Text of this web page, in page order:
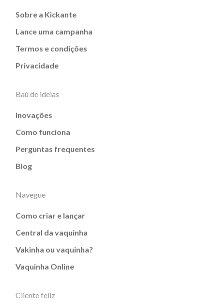
Sobre a Kickante
Lance uma campanha
Termos e condições
Privacidade
Baú de ideias
Inovações
Como funciona
Perguntas frequentes
Blog
Navegue
Como criar e lançar
Central da vaquinha
Vakinha ou vaquinha?
Vaquinha Online
Cliente feliz